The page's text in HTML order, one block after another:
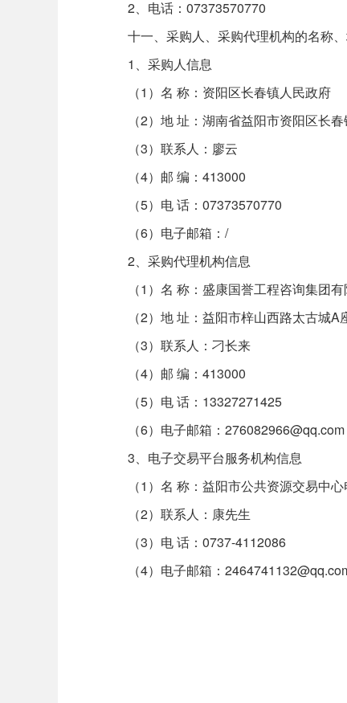
2、电话：07373570770
十一、采购人、采购代理机构的名称、
1、采购人信息
（1）名 称：资阳区长春镇人民政府
（2）地 址：湖南省益阳市资阳区长春
（3）联系人：廖云
（4）邮 编：413000
（5）电 话：07373570770
（6）电子邮箱：/
2、采购代理机构信息
（1）名 称：盛康国誉工程咨询集团有
（2）地 址：益阳市梓山西路太古城A
（3）联系人：刁长来
（4）邮 编：413000
（5）电 话：13327271425
（6）电子邮箱：276082966@qq.com
3、电子交易平台服务机构信息
（1）名 称：益阳市公共资源交易中心
（2）联系人：康先生
（3）电 话：0737-4112086
（4）电子邮箱：